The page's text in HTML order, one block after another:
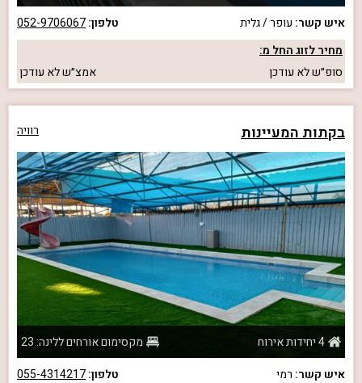
איש קשר: עופר / גלית טלפון:052-9706067
מחיר לזוג החל מ:
סופ״שלא עודכן אמצ״שלא עודכן
בקתות המעיינות רוויה
4 יחידות אירוח
מקסימום אורחים ללינה: 23
איש קשר: רמי טלפון:055-4314217